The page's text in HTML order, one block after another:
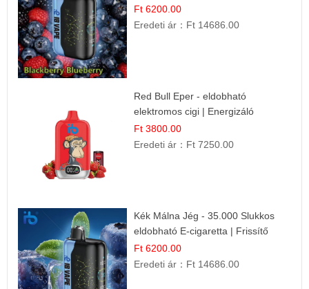
Prémium Ízélmény
Ft 6200.00
Eredeti ár： Ft 14686.00
Red Bull Eper - eldobható
elektromos cigi | Energizáló
Gyümölcs Íz
Ft 3800.00
Eredeti ár： Ft 7250.00
Kék Málna Jég - 35.000 Slukkos
eldobható E-cigaretta | Frissítő
Ízélmény
Ft 6200.00
Eredeti ár： Ft 14686.00